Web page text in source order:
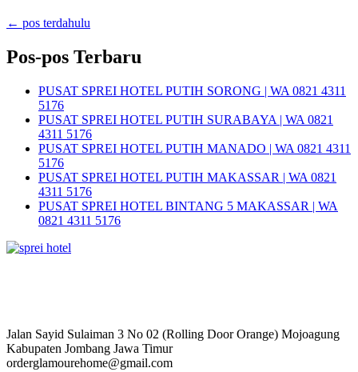
← pos terdahulu
Pos-pos Terbaru
PUSAT SPREI HOTEL PUTIH SORONG | WA 0821 4311
5176
PUSAT SPREI HOTEL PUTIH SURABAYA | WA 0821
4311 5176
PUSAT SPREI HOTEL PUTIH MANADO | WA 0821 4311
5176
PUSAT SPREI HOTEL PUTIH MAKASSAR | WA 0821
4311 5176
PUSAT SPREI HOTEL BINTANG 5 MAKASSAR | WA
0821 4311 5176
Jalan Sayid Sulaiman 3 No 02 (Rolling Door Orange) Mojoagung
Kabupaten Jombang Jawa Timur
orderglamourehome@gmail.com